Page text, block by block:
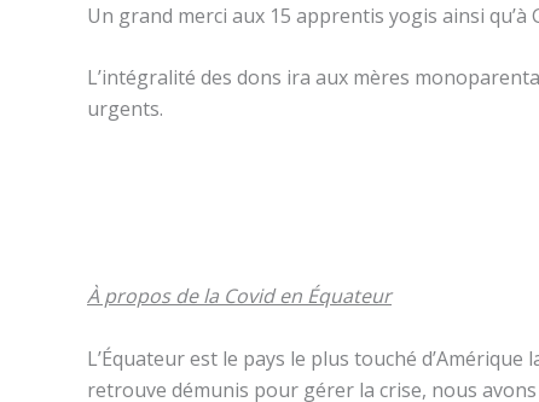
Un grand merci aux 15 apprentis yogis ainsi
L’intégralité des dons ira aux mères
urgents.
À propos de la Covid en Équateur
L’Équateur est le pays le plus touché
retrouve démunis pour gérer la crise, nous